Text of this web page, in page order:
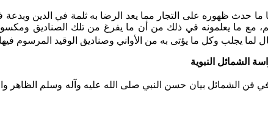
حدث ظهوره على التجار مما يعد الرضا به ثلمة في الدين وبدعة
مع ما يعلمونه في ذلك من أن ما يفرغ من تلك الصناديق ومكسور
لما يجلب وكل ما يؤتى به من الأواني وصناديق الوقيد المرسوم
الشمائل النبوية
فن الشمائل بيان حسن النبي صلى الله عليه وآله وسلم الظاهر